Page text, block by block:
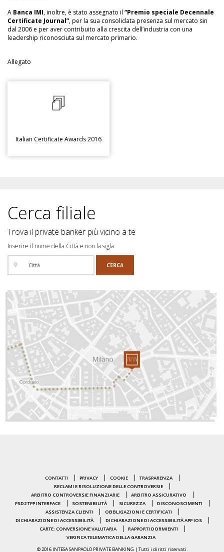
A Banca IMI, inoltre, è stato assegnato il “Premio speciale Decennale
Certificate Journal”, per la sua consolidata presenza sul mercato sin
dal 2006 e per aver contribuito alla crescita dell’industria con una
leadership riconosciuta sul mercato primario.
Allegato
Italian Certificate Awards 2016
Cerca filiale
Trova il private banker più vicino a te
Inserire il nome della Città e non la sigla
CONTATTI PRIVACY COOKIE
TRASPARENZA
RECLAMI E RISOLUZIONE DELLE CONTROVERSIE
ARBITRO CONTROVERSIE FINANZIARIE
ARBITRO ASSICURATIVO
PSD2 TPP INTERFACE
SOSTENIBILITÀ SICUREZZA
DISCONOSCIMENTI
ASSISTENZA CLIENTI
OBBLIGAZIONI E CERTIFICATI
DICHIARAZIONE DI ACCESSIBILITÀ
DICHIARAZIONE DI ACCESSIBILITÀ APP IOS
CARTE: CONVERSIONE VALUTARIA
RAPPORTI DORMIENTI
VERIFICA TELEMATICA DELLA GARANZIA
© 2016 INTESA SANPAOLO PRIVATE BANKING | Tutti i diritti riservati.